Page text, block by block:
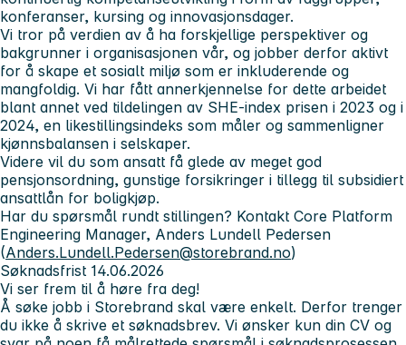
konferanser, kursing og innovasjonsdager.
Vi tror på verdien av å ha forskjellige perspektiver og
bakgrunner i organisasjonen vår, og jobber derfor aktivt
for å skape et sosialt miljø som er inkluderende og
mangfoldig. Vi har fått annerkjennelse for dette arbeidet
blant annet ved tildelingen av SHE-index prisen i 2023 og i
2024, en likestillingsindeks som måler og sammenligner
kjønnsbalansen i selskaper.
Videre vil du som ansatt få glede av meget god
pensjonsordning, gunstige forsikringer i tillegg til subsidiert
ansattlån for boligkjøp.
Har du spørsmål rundt stillingen? Kontakt Core Platform
Engineering Manager, Anders Lundell Pedersen
(Anders.Lundell.Pedersen@storebrand.no)
Søknadsfrist 14.06.2026
Vi ser frem til å høre fra deg!
Å søke jobb i Storebrand skal være enkelt. Derfor trenger
du ikke å skrive et søknadsbrev. Vi ønsker kun din CV og